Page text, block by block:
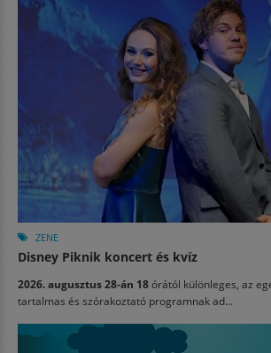
ZENE
Disney Piknik koncert és kvíz
2026. augusztus 28-án 18órától különleges, az
tartalmas és szórakoztató programnak ad...